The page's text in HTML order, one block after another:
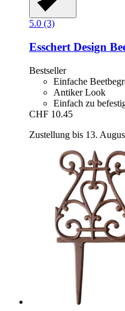
5.0 (3)
Esschert Design
Bestseller
Einfache
Antiker Look
Einfach zu
CHF 10.45
Zustellung bis 13.